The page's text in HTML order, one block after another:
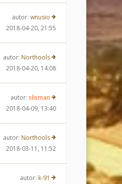
autor: wnusio
2018-04-20, 21:55
autor: Northools
2018-04-20, 14:08
autor: slisman
2018-04-09, 13:40
autor: Northools
2018-03-11, 11:52
autor: k-91